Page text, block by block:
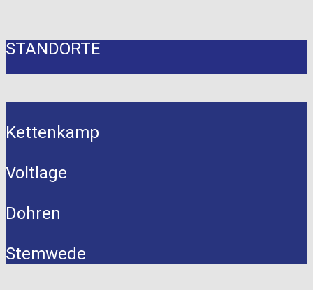
STANDORTE
Kettenkamp
Voltlage
Dohren
Stemwede